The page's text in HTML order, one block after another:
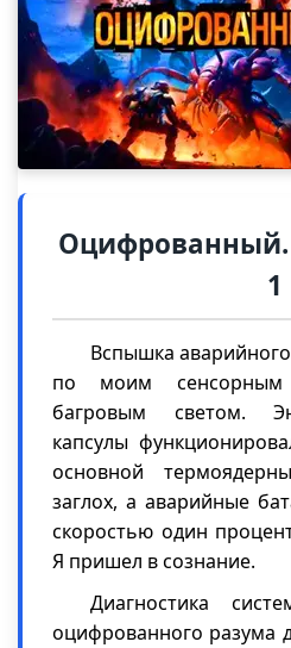
Оцифрованный.
1
Вспышка
по моим сенсорным
багровым светом.
капсулы
основной
заглох, а аварийные
скоростью один
Я пришел в сознание.
Диагностика
оцифрованного разума